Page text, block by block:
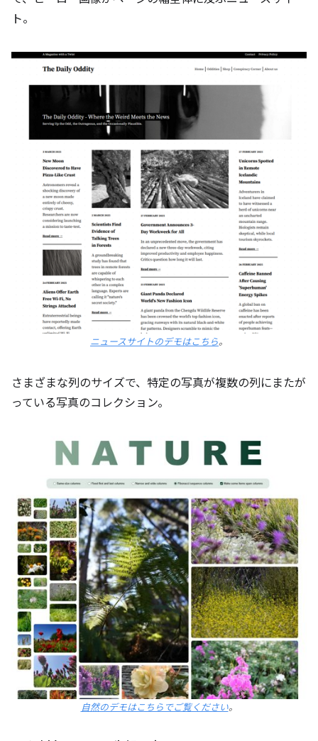
ト。
ニュースサイトのデモはこちら。
さまざまな列のサイズで、特定の写真が複数の列にまたが
っている写真のコレクション。
自然のデモはこちらでご覧ください。